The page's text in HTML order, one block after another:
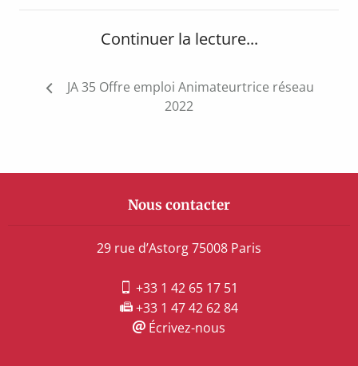
Continuer la lecture...
Navigation
JA 35 Offre emploi Animateurtrice réseau
2022
Nous contacter
29 rue d’Astorg 75008 Paris
+33 1 42 65 17 51
+33 1 47 42 62 84
Écrivez-nous